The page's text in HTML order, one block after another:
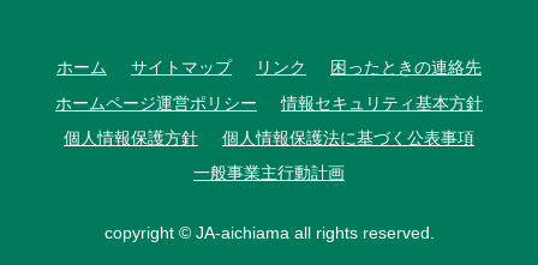
ホーム サイトマップ リンク
困ったときの連絡先
ホームページ運営ポリシー
情報セキュリティ基本方針
個人情報保護方針
個人情報保護法に基づく公表事項
一般事業主行動計画
copyright © JA-aichiama all rights reserved.